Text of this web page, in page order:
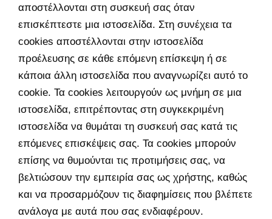
Μεταχειρισμένα
Αξεσουάρ
Ανταλλακτικά
αποστέλλονται στη συσκευή σας όταν
επισκέπτεστε μια ιστοσελίδα. Στη συνέχεια τα
cookies αποστέλλονται στην ιστοσελίδα
προέλευσης σε κάθε επόμενη επίσκεψη ή σε
κάποια άλλη ιστοσελίδα που αναγνωρίζει αυτό το
cookie. Τα cookies λειτουργούν ως μνήμη σε μια
ιστοσελίδα, επιτρέποντας στη συγκεκριμένη
ιστοσελίδα να θυμάται τη συσκευή σας κατά τις
επόμενες επισκέψεις σας. Τα cookies μπορούν
επίσης να θυμούνται τις προτιμήσεις σας, να
βελτιώσουν την εμπειρία σας ως χρήστης, καθώς
και να προσαρμόζουν τις διαφημίσεις που βλέπετε
ανάλογα με αυτά που σας ενδιαφέρουν.